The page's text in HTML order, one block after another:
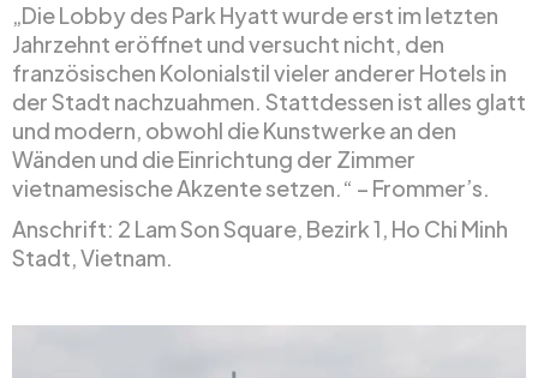
„Die Lobby des Park Hyatt wurde erst im letzten
Jahrzehnt eröffnet und versucht nicht, den
französischen Kolonialstil vieler anderer Hotels in
der Stadt nachzuahmen. Stattdessen ist alles glatt
und modern, obwohl die Kunstwerke an den
Wänden und die Einrichtung der Zimmer
vietnamesische Akzente setzen.“ – Frommer’s.
Anschrift: 2 Lam Son Square, Bezirk 1, Ho Chi Minh
Stadt, Vietnam.